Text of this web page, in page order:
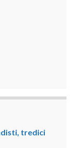
tredici